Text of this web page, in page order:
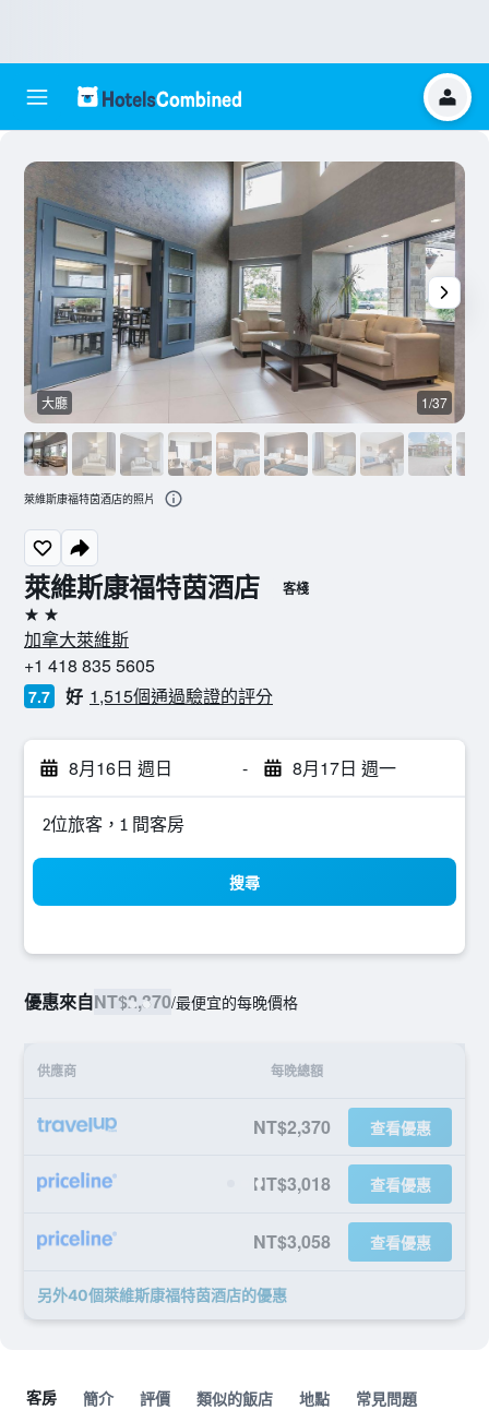
萊維斯康福特茵酒店 客棧
2星級
加拿大萊維斯
+1 418 835 5605
7.7 好 1,515個通過驗證的評分
8月16日 週日 - 8月17日 週一
2位旅客，1 間客房
搜尋
優惠來自NT$2,370/最便宜的每晚價格
供應商 每晚總額
NT$2,370 查看優惠
NT$3,018 查看優惠
NT$3,058 查看優惠
另外40個萊維斯康福特茵酒店​的優惠
大廳 1/37
萊維斯康福特茵酒店的照片
客房 簡介 評價 類似的飯店 地點 常見問題